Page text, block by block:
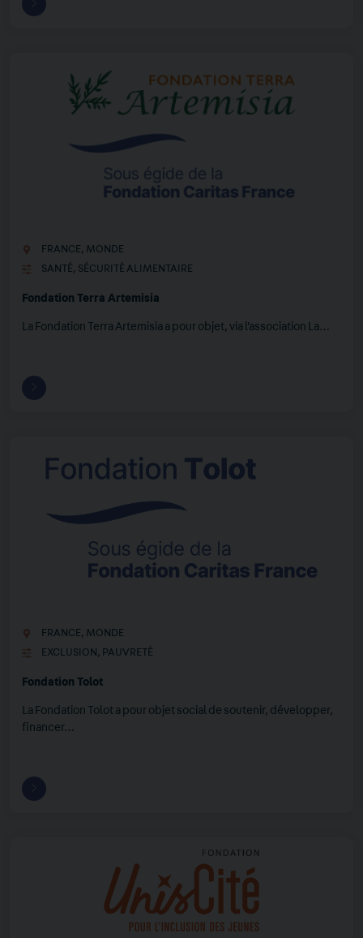
FRANCE, MONDE
SANTÉ, SÉCURITÉ ALIMENTAIRE
Fondation Terra Artemisia
La Fondation Terra Artemisia a pour objet, via l'association La…
FRANCE, MONDE
EXCLUSION , PAUVRETÉ
Fondation Tolot
La Fondation Tolot a pour objet social de soutenir, développer,
financer…